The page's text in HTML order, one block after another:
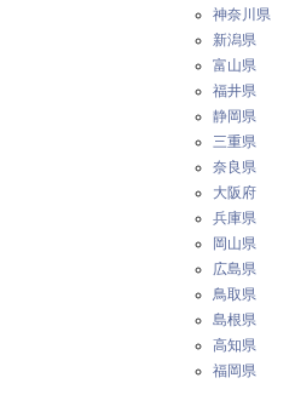
神奈川県
新潟県
富山県
福井県
静岡県
三重県
奈良県
大阪府
兵庫県
岡山県
広島県
鳥取県
島根県
高知県
福岡県